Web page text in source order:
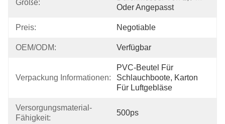
Größe:
Oder Angepasst
Preis: Negotiable
OEM/ODM: Verfügbar
Verpackung Informationen:
PVC-Beutel Für
Schlauchboote, Karton
Für Luftgebläse
Versorgungsmaterial-
Fähigkeit:
500ps